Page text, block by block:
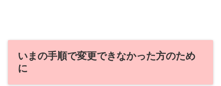
いまの手順で変更できなかった方のため
に